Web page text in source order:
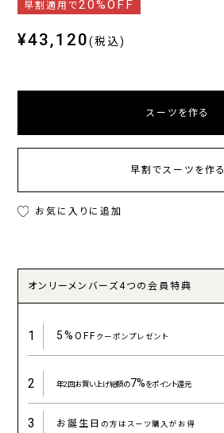
早割適用で20%OFF
¥43,120(税込)
スーツを作る
早割でスーツを作る
お気に入りに追加
オンリーメンバーズ4つの会員特典
1 5%OFFクーポンプレゼント
2 年2回お買い上げ総額の7%をポイント還元
3 お誕生日 の方はスーツ購入がお得